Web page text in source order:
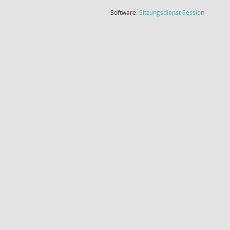
Software:SitzungsdienstSession(Wird in